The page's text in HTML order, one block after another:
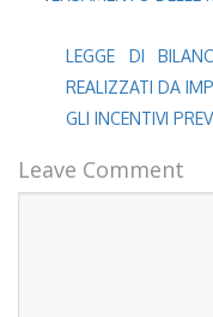
LEGGE DI
REALIZZATI DA
GLI INCENTIVI
Leave Comment